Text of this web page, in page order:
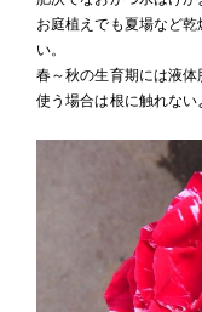
お庭植えでも夏場など
い。
春～秋の生育期には液
使う場合は根に触れない